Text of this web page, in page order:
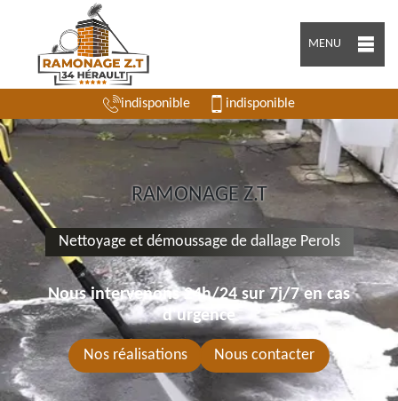
MENU
indisponible indisponible
RAMONAGE Z.T
Nettoyage et démoussage de dallage Perols
Nous intervenons 24h/24 sur 7j/7 en cas
d'urgence
Nos réalisations Nous contacter